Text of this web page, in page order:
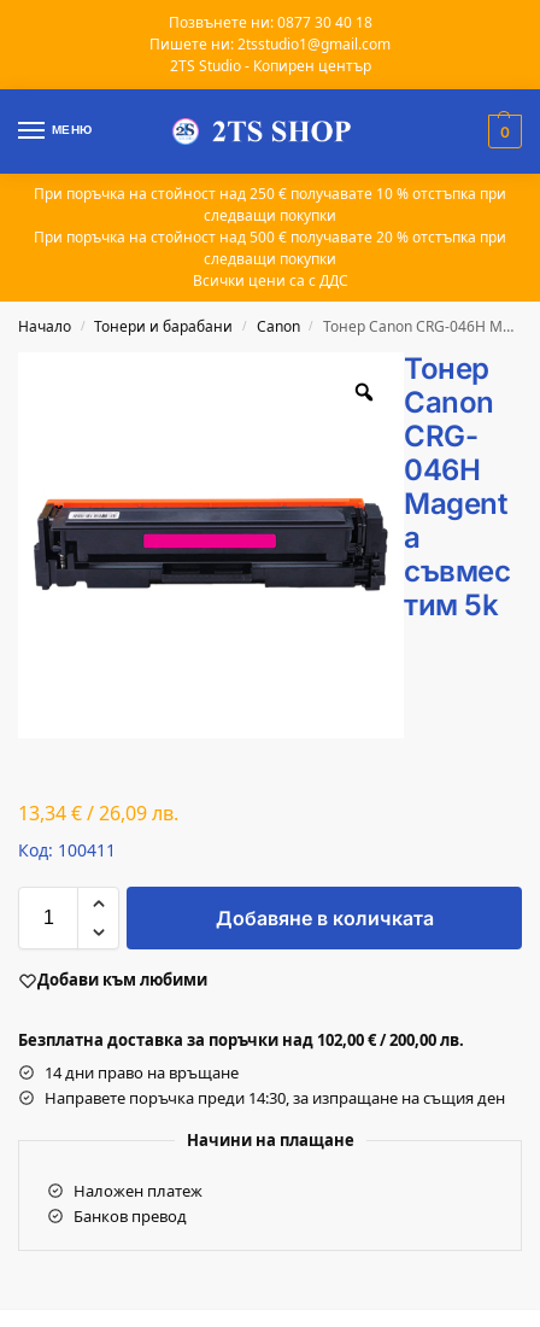
Позвънете ни: 0877 30 40 18
Пишете ни: 2tsstudio1@gmail.com
2TS Studio - Копирен център
МЕНЮ 0
При поръчка на стойност над 250 € получавате 10 % отстъпка при
следващи покупки
При поръчка на стойност над 500 € получавате 20 % отстъпка при
следващи покупки
Всички цени са с ДДС
Начало / Тонери и барабани / Canon / Тонер Canon CRG-046H Magenta съвместим 5k
Тонер
Canon
CRG-
046H
Magent
a
съвмес
тим 5k
13,34€/26,09лв.
Код: 100411
Добавяне в количката
Добави към любими
Безплатна доставка за поръчки над 102,00 € / 200,00 лв.
14 дни право на връщане
Направете поръчка преди 14:30, за изпращане на същия ден
Начини на плащане
Наложен платеж
Банков превод